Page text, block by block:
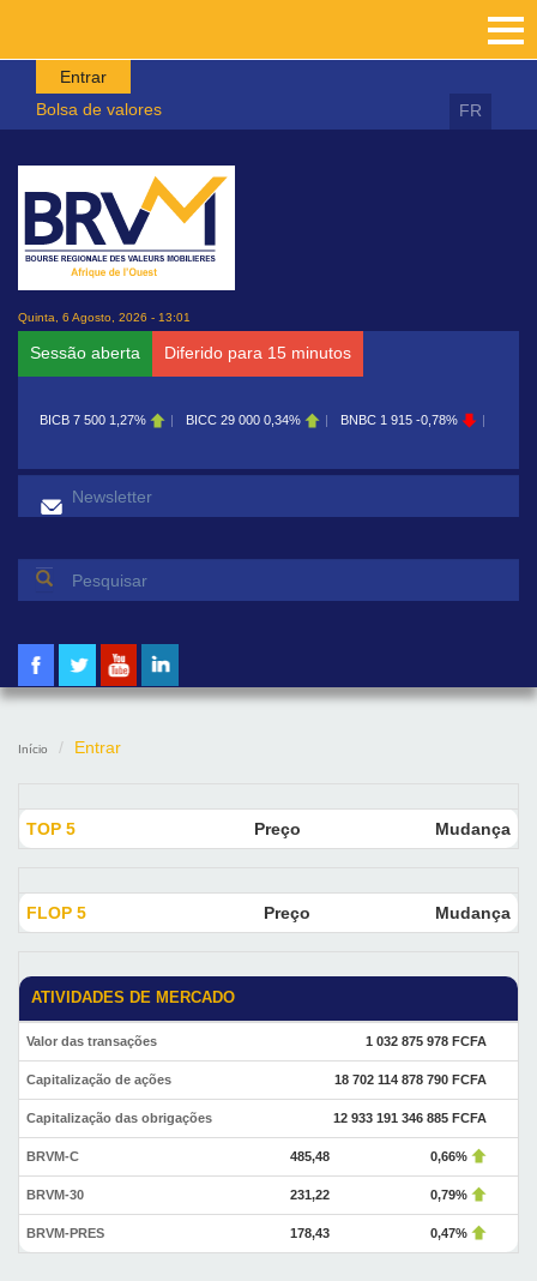
Passar para o conteúdo principal
Entrar
Bolsa de valores
FR
Quinta, 6 Agosto, 2026 - 13:01
Sessão aberta Diferido para 15 minutos
BICB 7 500 1,27% BICC 29 000 0,34% BNBC 1 915 -0,78%
Formulário de pesquisa
Início Entrar
TOP 5 Preço Mudança
FLOP 5 Preço Mudança
ATIVIDADES DE MERCADO
Valor das transações 1 032 875 978 FCFA
Capitalização de ações 18 702 114 878 790 FCFA
Capitalização das obrigações 12 933 191 346 885 FCFA
BRVM-C 485,48 0,66%
BRVM-30 231,22 0,79%
BRVM-PRES 178,43 0,47%